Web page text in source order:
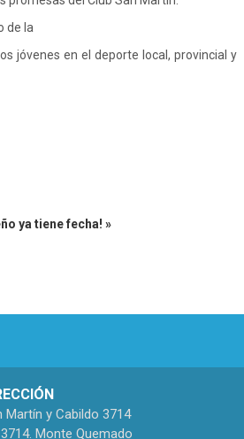
de la
jóvenes en el deporte local, provincial y
ya tiene fecha! »
Martín y Cabildo 3714
Monte Quemado